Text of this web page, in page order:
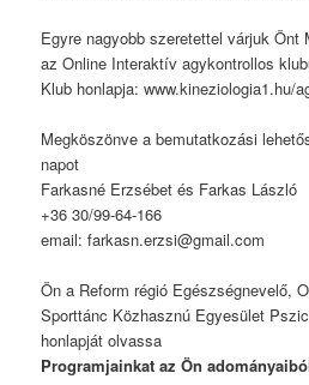
Egyre nagyobb szeretettel várjuk Önt
az Online Interaktív agykontrollos
Klub honlapja: www.kineziologia1.hu/
Megköszönve a bemutatkozási
napot
Farkasné Erzsébet és Farkas László
+36 30/99-64-166
email: farkasn.erzsi@gmail.com
Ön a Reform régió Egészségnevelő,
Sporttánc Közhasznú Egyesület
honlapját olvassa
Programjainkat az Ön